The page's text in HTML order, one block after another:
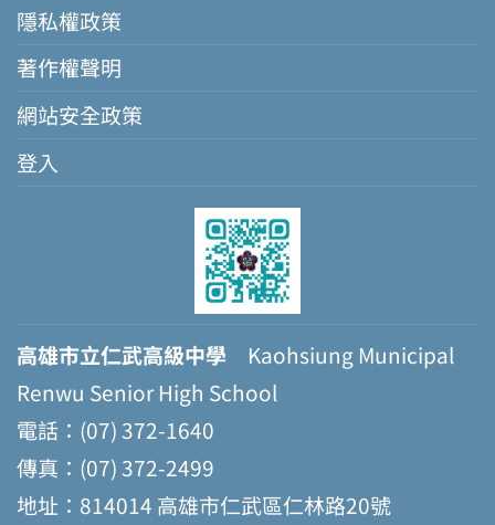
隱私權政策
著作權聲明
網站安全政策
登入
高雄市立仁武高級中學 Kaohsiung Municipal
Renwu Senior High School
電話：(07) 372-1640
傳真：(07) 372-2499
地址：814014 高雄市仁武區仁林路20號